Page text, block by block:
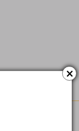
×
při práci